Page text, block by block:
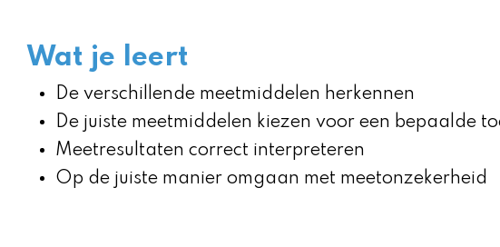
Wat je leert
De verschillende meetmiddelen herkennen
De juiste meetmiddelen kiezen voor een bepaalde
Meetresultaten correct interpreteren
Op de juiste manier omgaan met meetonzekerheid